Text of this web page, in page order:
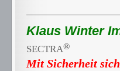
Klaus Winter
SECTRA®
Mit Sicherheit